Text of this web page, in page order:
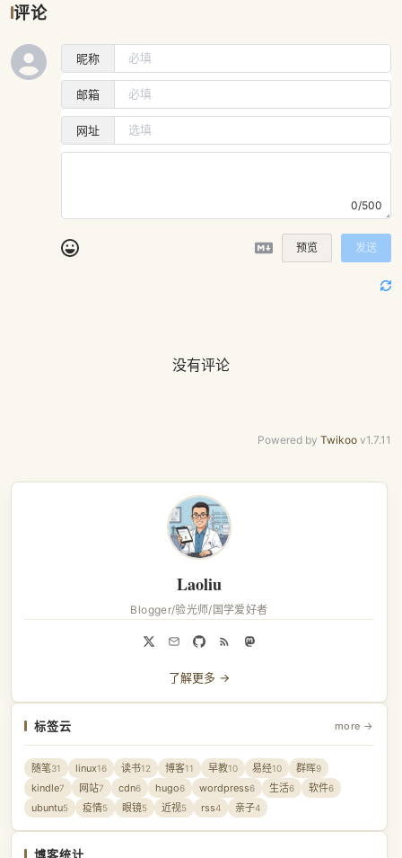
评论
昵称
邮箱
网址
0/500
预览 发送
没有评论
Powered by Twikoo v1.7.11
Laoliu
Blogger/验光师/国学爱好者
了解更多 →
标签云 more →
随笔31 linux16 读书12 博客11 早教10 易经10 群晖9
kindle7 网站7 cdn6 hugo6 wordpress6 生活6 软件6
ubuntu5 疫情5 眼镜5 近视5 rss4 亲子4
博客统计